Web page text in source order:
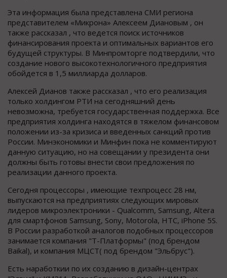
Эта информация была представлена СМИ региона
представителем «Микрона» Алексеем Диановым , он
также рассказал , что ведется поиск источников
финансирования проекта и оптимальных вариантов его
будущей структуры. В Минпромторге подтвердили, что
создание нового высокотехнологичного предприятия
обойдется в 1,5 миллиарда долларов.
Алексей Дианов также рассказал , что его реализация
только холдингом РТИ на сегодняшний день
невозможна, требуется государственная поддержка. Все
предприятия холдинга находятся в тяжелом финансовом
положении из-за кризиса и введенных санкций против
России. Минэкономики и Минфин пока не комментируют
данную ситуацию, но на совещании у президента они
должны быть готовы внести свои предложения по
реализации данного проекта.
Сегодня процессоры , имеющие техпроцесс 28 нм,
выпускаются на предприятиях следующих мировых
лидеров микроэлектроники - Qualcomm, Samsung, Altera
для смартфонов Samsung, Sony, Motorola, HTC, iPhone 5S.
В России разработкой аналогов подобных процессоров
занимается компания "Т-Платформы" (под брендом
Baikal), и компания МЦСТ( под брендом "Эльбрус").
Есть наработкии по их созданию в дизайн-центрах